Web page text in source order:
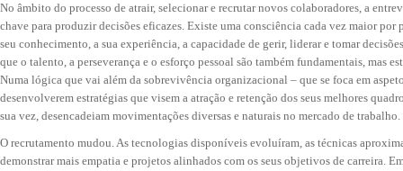
No âmbito do processo de atrair, selecionar e recrutar novos colaboradores, a
chave para produzir decisões eficazes. Existe uma consciência cada vez maior por
seu conhecimento, a sua experiência, a capacidade de gerir, liderar e tomar
que o talento, a perseverança e o esforço pessoal são também fundamentais, mas
Numa lógica que vai além da sobrevivência organizacional – que se foca em
desenvolverem estratégias que visem a atração e retenção dos seus melhores
sua vez, desencadeiam movimentações diversas e naturais no mercado de trabalho.
O recrutamento mudou. As tecnologias disponíveis evoluíram, as técnicas
demonstrar mais empatia e projetos alinhados com os seus objetivos de carreira.